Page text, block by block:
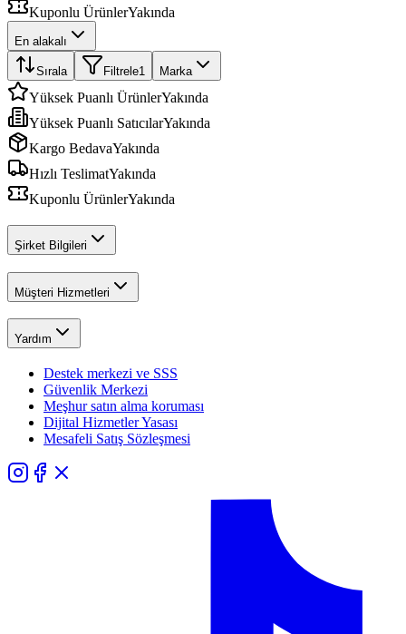
Kuponlu ÜrünlerYakında
En alakalı
Sırala Filtrele1 Marka
Yüksek Puanlı ÜrünlerYakında
Yüksek Puanlı SatıcılarYakında
Kargo BedavaYakında
Hızlı TeslimatYakında
Kuponlu ÜrünlerYakında
Şirket Bilgileri
Müşteri Hizmetleri
Yardım
Destek merkezi ve SSS
Güvenlik Merkezi
Meşhur satın alma koruması
Dijital Hizmetler Yasası
Mesafeli Satış Sözleşmesi